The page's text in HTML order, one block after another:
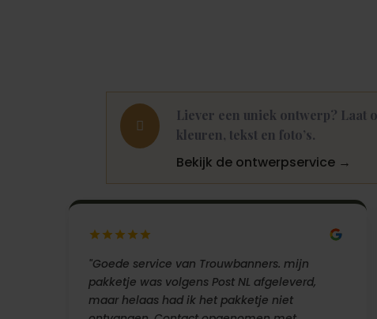

Liever een uniek ontwerp? Laat
kleuren, tekst en foto’s.
Bekijk de ontwerpservice →
"Goede service van Trouwbanners. mijn
pakketje was volgens Post NL afgeleverd,
maar helaas had ik het pakketje niet